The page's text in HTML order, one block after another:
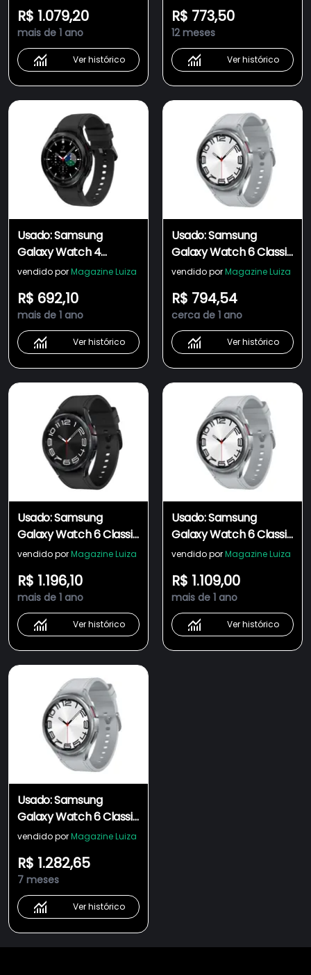
R$ 1.079,20
mais de 1 ano
Ver histórico
R$ 773,50
12 meses
Ver histórico
Usado: Samsung
Galaxy Watch 4
Classic LTE 46MM
vendido porMagazine Luiza
R$ 692,10
mais de 1 ano
Ver histórico
Usado: Samsung
Galaxy Watch 6 Classic
LTE 47MM Prata -
vendido porMagazine Luiza
R$ 794,54
cerca de 1 ano
Ver histórico
Usado: Samsung
Galaxy Watch 6 Classic
LTE 43MM Preto -
vendido porMagazine Luiza
R$ 1.196,10
mais de 1 ano
Ver histórico
Usado: Samsung
Galaxy Watch 6 Classic
LTE 47MM Prata - Bom
vendido porMagazine Luiza
R$ 1.109,00
mais de 1 ano
Ver histórico
Usado: Samsung
Galaxy Watch 6 Classic
LTE 47MM Prata -
vendido porMagazine Luiza
R$ 1.282,65
7 meses
Ver histórico